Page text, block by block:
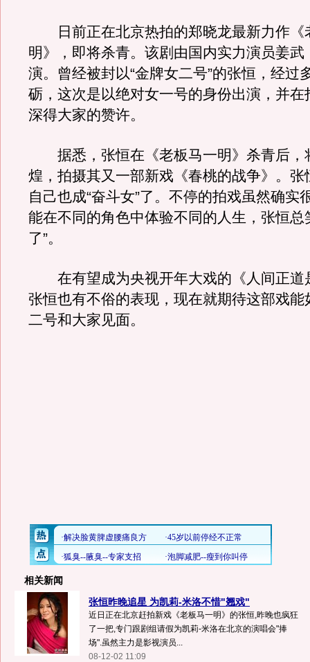
日前正在北京热拍的郑晓龙最新力作《
明》，即将杀青。该剧由国内实力演员姜武
演。曾经被封以“金牌女二号”的张恒，经过
砺，这次是以绝对女一号的身份出演，并在
深得大家的赞许。
据悉，张恒在《老板马一明》杀青后，
煌，拍摄其又一部新戏《春桃的战争》。张
自己也成“奋斗女”了。不停的拍戏虽然确实
能在不同的角色中体验不同的人生，张恒总
了”。
在有望成为央视开年大戏的《人间正道
张恒也有不俗的表现，现在就期待这部戏能
二号和大家见面。
相关新闻
张恒昨晚追星 为凯莉-米洛不惜"翘戏"
近日正在北京赶拍新戏《老板马一明》的张恒,昨晚也疯狂
了一把,专门跟剧组请假为凯莉-米洛在北京的演唱会"捧
场".虽然主力是影视演员...
08-12-02 11:09